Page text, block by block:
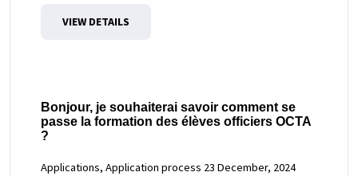
VIEW DETAILS
Bonjour, je souhaiterai savoir comment se
passe la formation des élèves officiers OCTA
?
Applications, Application process 23 December, 2024